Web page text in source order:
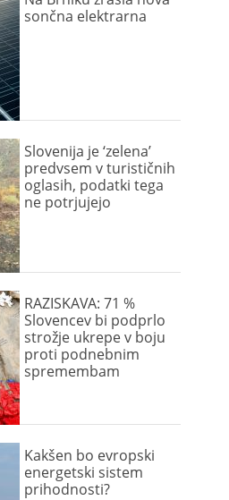
sončna elektrarna
Slovenija je ‘zelena’
predvsem v turističnih
oglasih, podatki tega
ne potrjujejo
RAZISKAVA: 71 %
Slovencev bi podprlo
strožje ukrepe v boju
proti podnebnim
spremembam
Kakšen bo evropski
energetski sistem
prihodnosti?